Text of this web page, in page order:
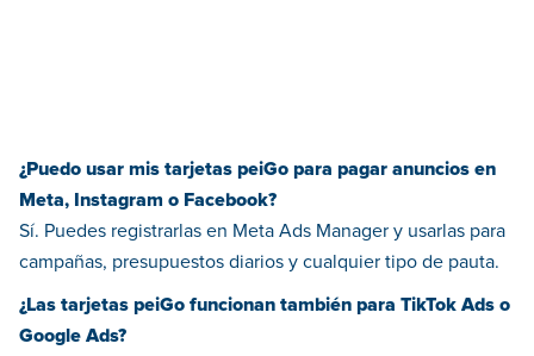
¿Puedo usar mis tarjetas peiGo para pagar anuncios en
Meta, Instagram o Facebook?
Sí. Puedes registrarlas en Meta Ads Manager y usarlas para
campañas, presupuestos diarios y cualquier tipo de pauta.
¿Las tarjetas peiGo funcionan también para TikTok Ads o
Google Ads?